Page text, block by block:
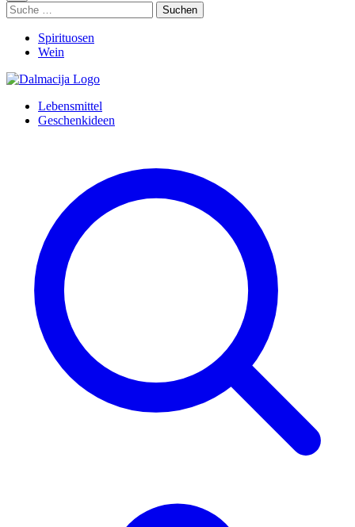
Suche: Suchen
Spirituosen
Wein
Lebensmittel
Geschenkideen